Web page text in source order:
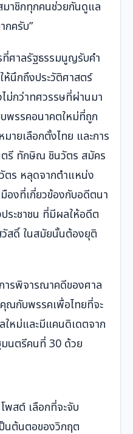
าชิกทุกคนช่วยกันดูแล
กครับ”
ที่ศาลรัฐธรรมนูญรับคำ
นึกถึงประวัติศาสตร์
ไม่กว่าทศวรรษที่ผ่านมา
พรรคอนาคตใหม่ที่ถูก
ายเลือกตั้งไทย และการ
รี ทักษิณ ชินวัตร สมัคร
ตร หลุดจากตำแหน่ง
องที่เกี่ยวข้องกับอดีตนา
ะชาชน ที่มีผลให้อดีต
สดิ์ ในสมัยนั้นต้องยุติ
ารพิจารณาคดีของศาล
ณกับพรรคเพื่อไทยที่จะ
ใหม่และมีแคนดิเดตจาก
นตรีคนที่ 30 ด้วย
สต์ เลือกที่จะจับ
นต้นตอของวิกฤต